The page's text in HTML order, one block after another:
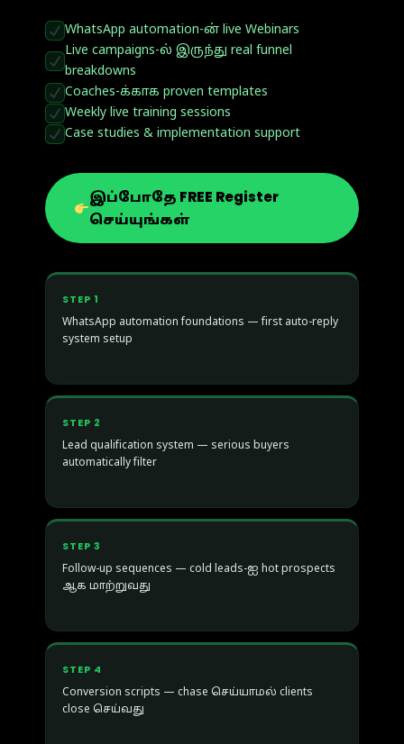
WhatsApp automation-ன் live Webinars
Live campaigns-ல் இருந்து real funnel
breakdowns
Coaches-க்காக proven templates
Weekly live training sessions
Case studies & implementation support
இப்போதே FREE Register
செய்யுங்கள்
STEP 1
WhatsApp automation foundations — first auto-reply
system setup
STEP 2
Lead qualification system — serious buyers
automatically filter
STEP 3
Follow-up sequences — cold leads-ஐ hot prospects
ஆக மாற்றுவது
STEP 4
Conversion scripts — chase செய்யாமல் clients
close செய்வது